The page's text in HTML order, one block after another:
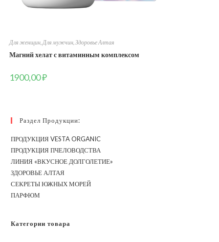
Для женщин,Для мужчин,Здоровье Алтая
Магний хелат с витаминным комплексом
1900,00₽
Раздел Продукции:
ПРОДУКЦИЯ VESTA ORGANIC
ПРОДУКЦИЯ ПЧЕЛОВОДСТВА
ЛИНИЯ «ВКУСНОЕ ДОЛГОЛЕТИЕ»
ЗДОРОВЬЕ АЛТАЯ
СЕКРЕТЫ ЮЖНЫХ МОРЕЙ
ПАРФЮМ
Категории товара